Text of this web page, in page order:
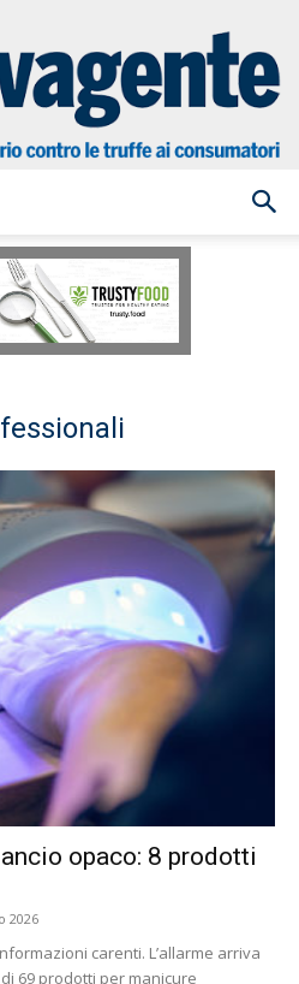
Salvagente
opaco: 8 prodotti
2026
carenti. L’allarme arriva
69 prodotti per manicure